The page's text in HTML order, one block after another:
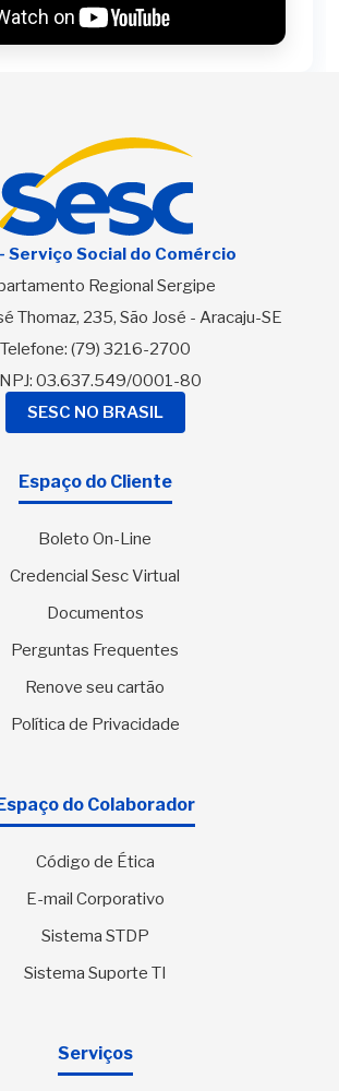
Serviço Social do Comércio
Regional Sergipe
Thomaz, 235, São José - Aracaju-SE
Telefone: (79) 3216-2700
03.637.549/0001-80
SESC NO BRASIL
Espaço do Cliente
Boleto On-Line
Credencial Sesc Virtual
Documentos
Perguntas Frequentes
Renove seu cartão
Política de Privacidade
Espaço do Colaborador
Código de Ética
E-mail Corporativo
Sistema STDP
Sistema Suporte TI
Serviços